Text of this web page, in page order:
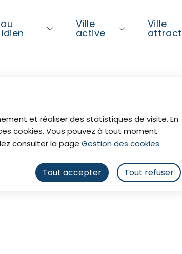
et réaliser des statistiques de visite. En
cookies. Vous pouvez à tout moment
consulter la page Gestion des cookies.
Tout accepter Tout refuser
du site Ville
active
Ville